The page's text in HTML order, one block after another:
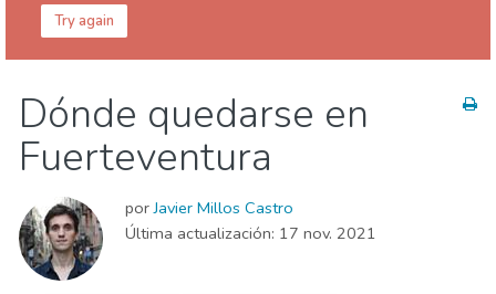
Try again
Dónde quedarse
Playas
Dónde quedarse en
Fuerteventura
porJavier Millos Castro
Última actualización: 17 nov. 2021